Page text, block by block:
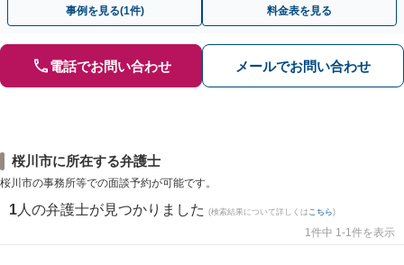
事例を見る(1件) 料金表を見る
電話でお問い合わせ メールでお問い合わせ
桜川市に所在する弁護士
桜川市の事務所等での面談予約が可能です。
1 人の弁護士が見つかりました (検索結果について詳しくは こちら)
1件中 1-1件を表示